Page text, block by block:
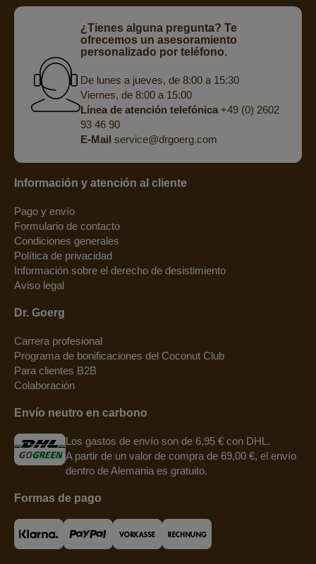
¿Tienes alguna pregunta? Te
ofrecemos un asesoramiento
personalizado por teléfono.
De lunes a jueves, de 8:00 a 15:30
Viernes, de 8:00 a 15:00
Línea de atención telefónica+49 (0) 2602
93 46 90
E-Mail service@drgoerg.com
Información y atención al cliente
Pago y envío
Formulario de contacto
Condiciones generales
Política de privacidad
Información sobre el derecho de desistimiento
Aviso legal
Dr. Goerg
Carrera profesional
Programa de bonificaciones del Coconut Club
Para clientes B2B
Colaboración
Envío neutro en carbono
Los gastos de envío son de 6,95 € con DHL.
A partir de un valor de compra de 69,00 €, el envío
dentro de Alemania es gratuito.
Formas de pago